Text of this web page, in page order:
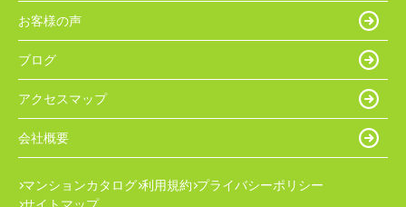
お客様の声
ブログ
アクセスマップ
会社概要
マンションカタログ 利用規約 プライバシーポリシー